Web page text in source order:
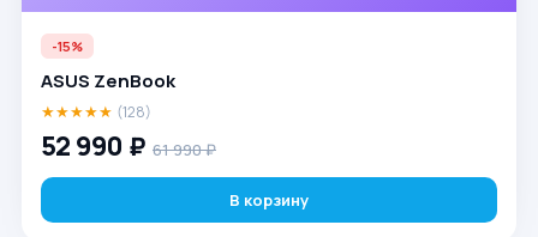
-15%
ASUS ZenBook
★★★★★ (128)
52 990 ₽ 61 990 ₽
В корзину